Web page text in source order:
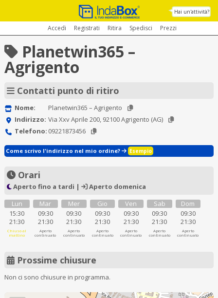
Hai un'attività?
Accedi Registrati Ritira Spedisci Prezzi
Planetwin365 –
Agrigento
Contatti punto di ritiro
Nome:
Planetwin365 – Agrigento
Indirizzo: Via Xxv Aprile 200, 92100 Agrigento (AG)
Telefono: 09221873456
Come scrivo l'indirizzo nel mio ordine? Esempio
Orari
Aperto fino a tardi |
Aperto domenica
Lun
15:30
21:30
Chiuso al
mattino
Mar
09:30
21:30
Aperto
continuato
Mer
09:30
21:30
Aperto
continuato
Gio
09:30
21:30
Aperto
continuato
Ven
09:30
21:30
Aperto
continuato
Sab
09:30
21:30
Aperto
continuato
Dom
09:30
21:30
Aperto
continuato
Prossime chiusure
Non ci sono chiusure in programma.